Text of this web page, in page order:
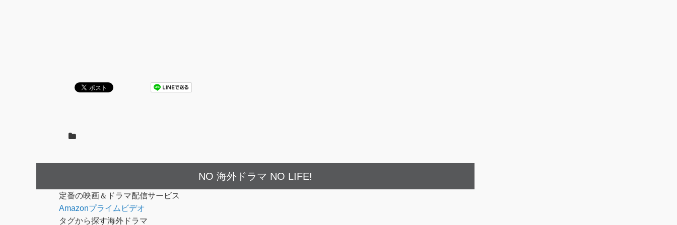
NO 海外ドラマ NO LIFE!
定番の映画＆ドラマ配信サービス
Amazonプライムビデオ
タグから探す海外ドラマ